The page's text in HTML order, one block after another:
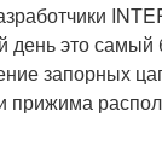
день это самый
запорных
прижима